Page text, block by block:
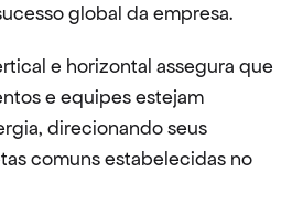
global da empresa.
e horizontal assegura que
e equipes estejam
direcionando seus
comuns estabelecidas no